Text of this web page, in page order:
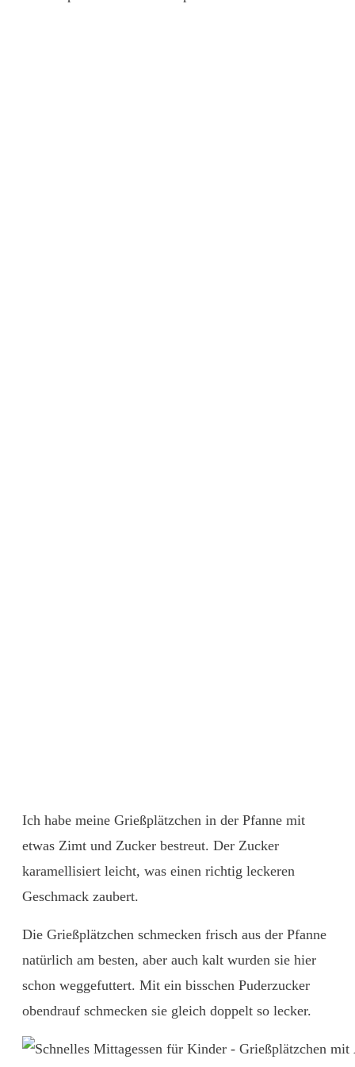
Ich habe meine Grießplätzchen in der Pfanne mit
etwas Zimt und Zucker bestreut. Der Zucker
karamellisiert leicht, was einen richtig leckeren
Geschmack zaubert.
Die Grießplätzchen schmecken frisch aus der Pfanne
natürlich am besten, aber auch kalt wurden sie hier
schon weggefuttert. Mit ein bisschen Puderzucker
obendrauf schmecken sie gleich doppelt so lecker.